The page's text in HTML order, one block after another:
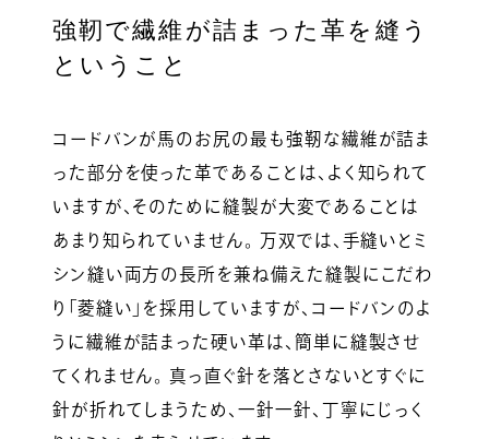
強靭で繊維が詰まった革を縫う
ということ
コードバンが馬のお尻の最も強靭な繊維が詰ま
った部分を使った革であることは、よく知られて
いますが、そのために縫製が大変であることは
あまり知られていません。 万双では、手縫いとミ
シン縫い両方の長所を兼ね備えた縫製にこだわ
り「菱縫い」を採用していますが、コードバンのよ
うに繊維が詰まった硬い革は、簡単に縫製させ
てくれません。 真っ直ぐ針を落とさないとすぐに
針が折れてしまうため、一針一針、丁寧にじっく